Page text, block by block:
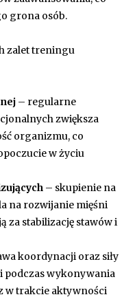
grona osób.
zalet treningu
– regularne
zwiększa
organizmu, co
w życiu
– skupienie na
na rozwijanie mięśni
za stabilizację stawów i
koordynacji oraz siły
podczas wykonywania
w trakcie aktywności